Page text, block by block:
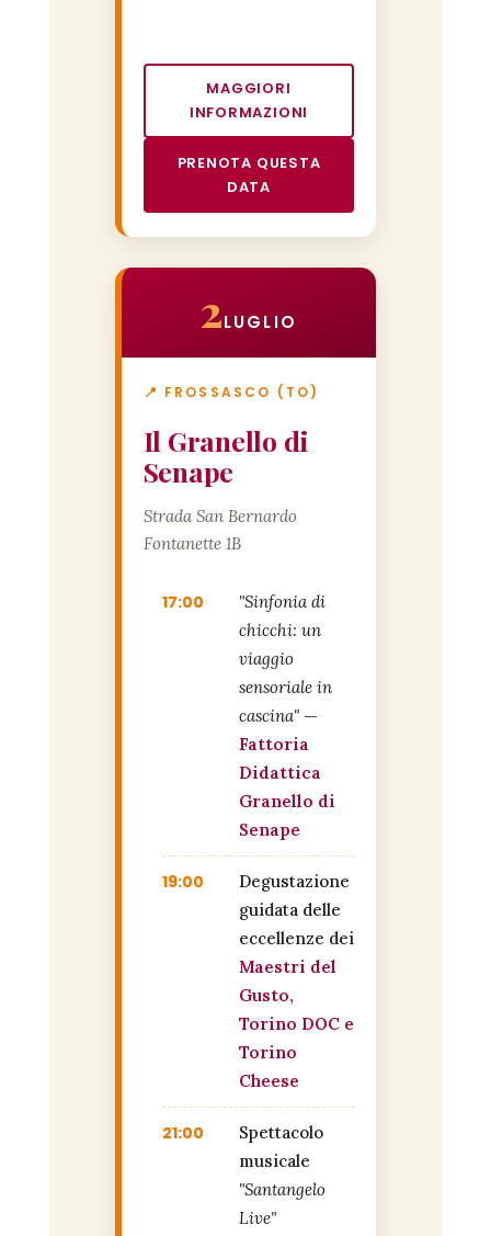
MAGGIORI
INFORMAZIONI
PRENOTA QUESTA
DATA
2LUGLIO
📍 FROSSASCO (TO)
Il Granello di
Senape
Strada San Bernardo
Fontanette 1B
17:00
"Sinfonia di
chicchi: un
viaggio
sensoriale in
cascina"—
Fattoria
Didattica
Granello di
Senape
19:00
Degustazione
guidata delle
eccellenze dei
Maestri del
Gusto,
Torino DOC e
Torino
Cheese
21:00
Spettacolo
musicale
"Santangelo
Live"